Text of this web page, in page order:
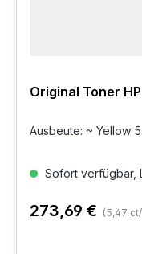
Original Toner
Ausbeute: ~ Yellow
Sofort verfügbar,
273,69 € (5,47